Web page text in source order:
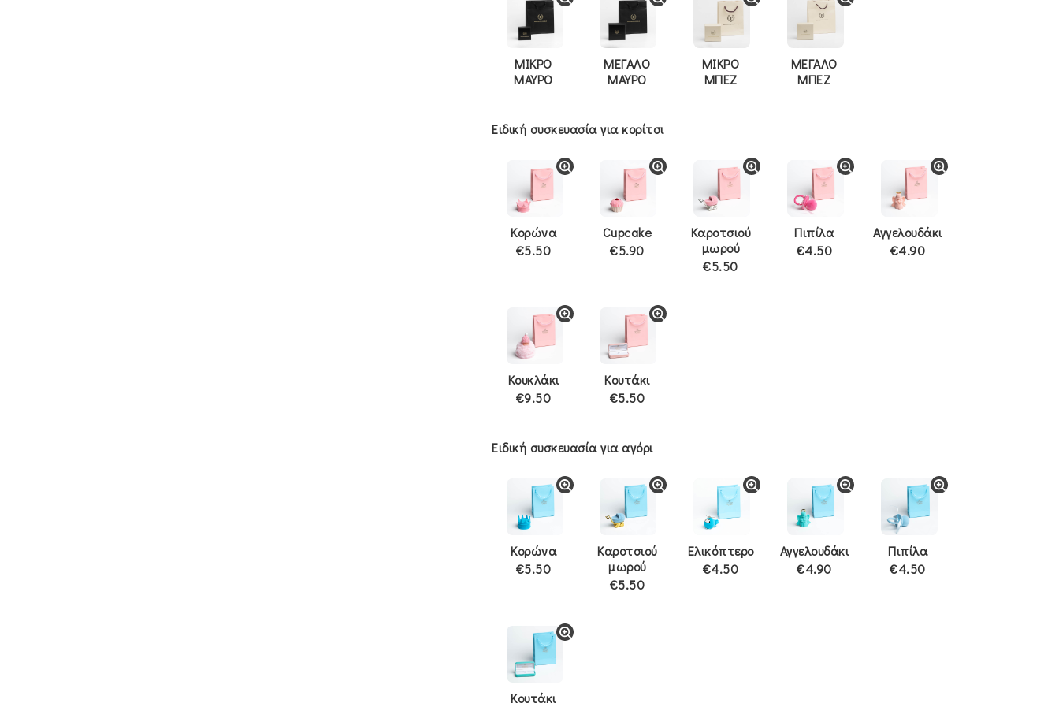
ΜΙΚΡΟ
ΜΑΥΡΟ
ΜΕΓΑΛΟ
ΜΑΥΡΟ
ΜΙΚΡΟ
ΜΠΕΖ
ΜΕΓΑΛΟ
ΜΠΕΖ
Ειδική συσκευασία για κορίτσι
Κορώνα
€5.50
Cupcake
€5.90
Καροτσιού
μωρού
€5.50
Πιπίλα
€4.50
Αγγελουδάκι
€4.90
Κουκλάκι
€9.50
Κουτάκι
€5.50
Ειδική συσκευασία για αγόρι
Κορώνα
€5.50
Καροτσιού
μωρού
€5.50
Ελικόπτερο
€4.50
Αγγελουδάκι
€4.90
Πιπίλα
€4.50
Κουτάκι